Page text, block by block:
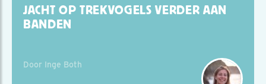
JACHT OP TREKVOGELS VERDER AAN
BANDEN
Door Inge Both